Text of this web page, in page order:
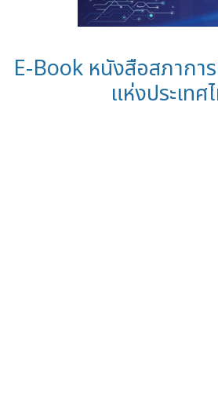
E-Book หนังสือสภากา
แห่งประเทศ